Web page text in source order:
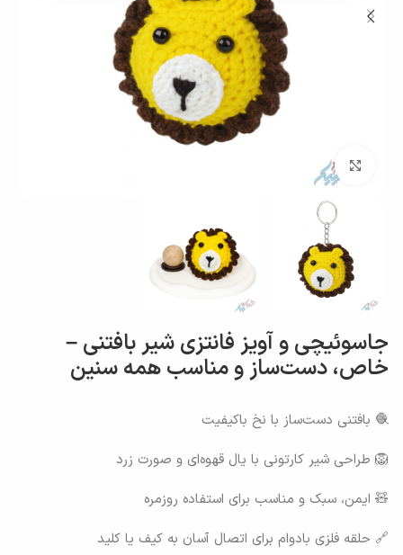
بزرگنمایی تصویر
جاسوئیچی و آویز فانتزی شیر بافتنی –
خاص، دست‌ساز و مناسب همه سنین
🧶 بافتنی دست‌ساز با نخ باکیفیت
🦁 طراحی شیر کارتونی با یال قهوه‌ای و صورت زرد
🧸 ایمن، سبک و مناسب برای استفاده روزمره
🔗 حلقه فلزی بادوام برای اتصال آسان به کیف یا کلید